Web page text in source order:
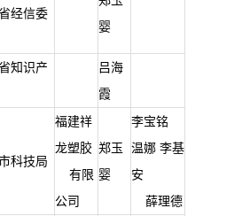
经信委
婴
知识产
吕海
霞
科技局
福建祥
龙塑胶
有限
公司
郑玉
婴
李宝铭
温娜 李基
安
薛理德